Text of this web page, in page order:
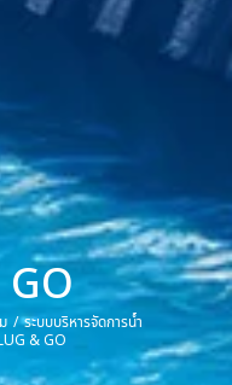
ระบบบริหารจัดการน้ำ
& GO